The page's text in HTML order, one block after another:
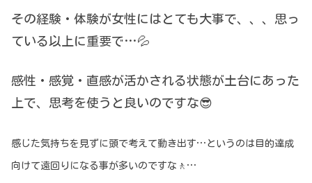
その経験・体験が女性にはとても大事で、、、思っ
ている以上に重要で…💦
感性・感覚・直感が活かされる状態が土台にあった
上で、思考を使うと良いのですな😎
感じた気持ちを見ずに頭で考えて動き出す…というのは目的達成
向けて遠回りになる事が多いのですな🚶…